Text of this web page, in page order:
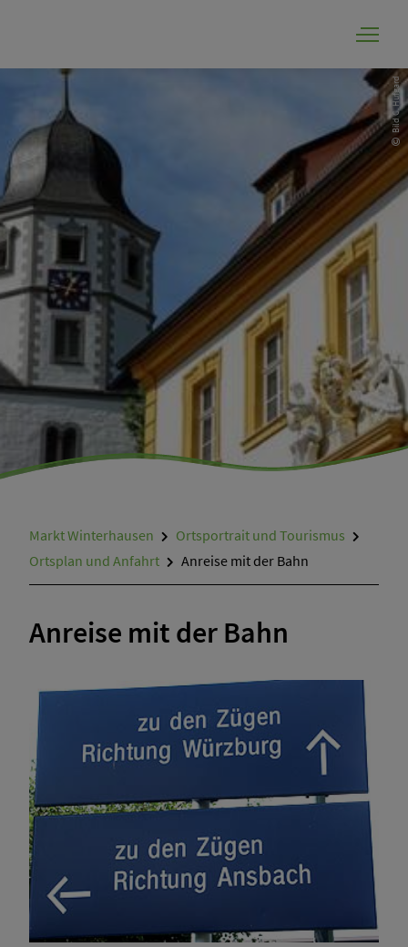
Ortsportrait und Tourismus
Ortsrundgang
Bildergalerie
Ortsplan und Anfahrt
Örtliche Wanderwege und Kulturweg
Hotels und Gastronomie
Bild C. Hufgard
Markt Winterhausen
Ortsportrait und Tourismus
Ortsplan und Anfahrt
Anreise mit der Bahn
Anreise mit der Bahn